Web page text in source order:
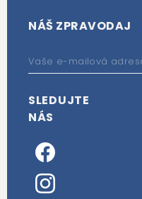
NÁŠ ZPRAVODAJ
SLEDUJTE
NÁS